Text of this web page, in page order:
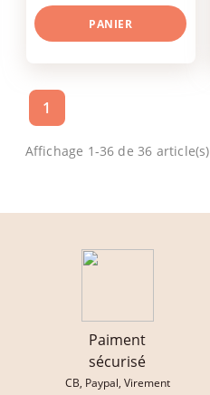
PANIER
Affichage 1-36 de 36 article(s)
1
Paiment
sécurisé
CB, Paypal, Virement